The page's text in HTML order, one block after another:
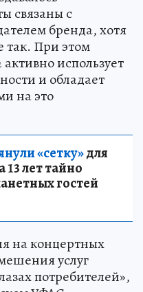
связаны с
бренда, хотя
так. При этом
использует
и обладает
на это
«сетку»для
лет тайно
гостей
на концертных
услуг
потребителей»,